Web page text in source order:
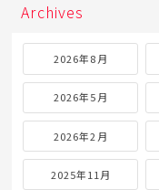
Archives
2026年8月
2026年5月
2026年2月
2025年11月